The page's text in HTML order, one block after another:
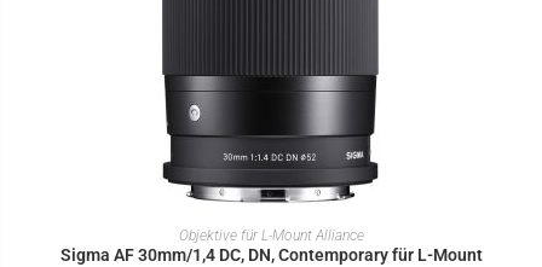
IN DEN WARENKORB
Objektive für L-Mount Alliance
Sigma AF 30mm/1,4 DC, DN, Contemporary für L-Mount